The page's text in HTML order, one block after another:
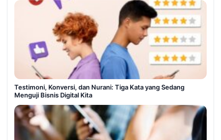
Testimoni, Konversi, dan Nurani: Tiga Kata yang Sedang
Menguji Bisnis Digital Kita